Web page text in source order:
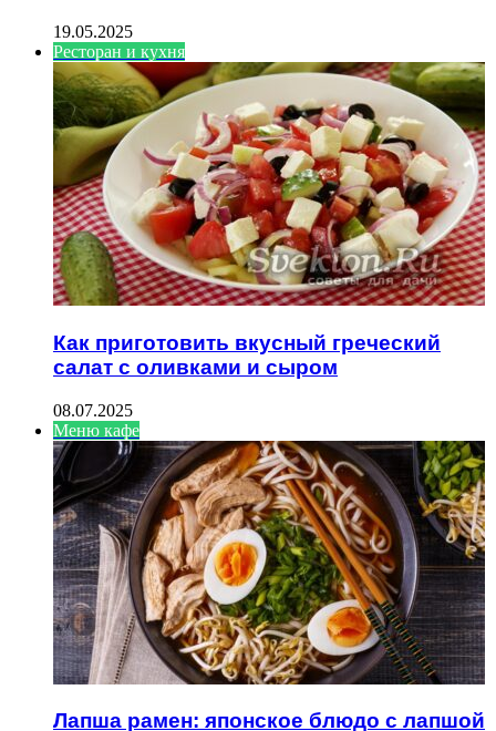
19.05.2025
Ресторан и кухня
Как приготовить вкусный греческий
салат с оливками и сыром
08.07.2025
Меню кафе
Лапша рамен: японское блюдо с лапшой